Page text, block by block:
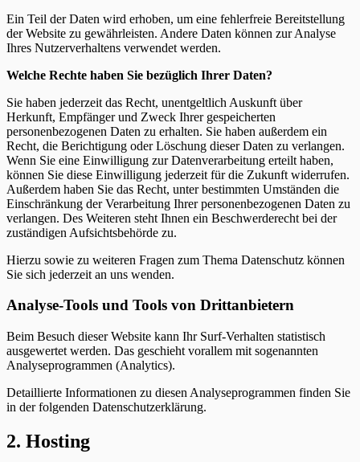
Ein Teil der Daten wird erhoben, um eine fehlerfreie Bereitstellung
der Website zu gewährleisten. Andere Daten können zur Analyse
Ihres Nutzerverhaltens verwendet werden.
Welche Rechte haben Sie bezüglich Ihrer Daten?
Sie haben jederzeit das Recht, unentgeltlich Auskunft über
Herkunft, Empfänger und Zweck Ihrer gespeicherten
personenbezogenen Daten zu erhalten. Sie haben außerdem ein
Recht, die Berichtigung oder Löschung dieser Daten zu verlangen.
Wenn Sie eine Einwilligung zur Datenverarbeitung erteilt haben,
können Sie diese Einwilligung jederzeit für die Zukunft widerrufen.
Außerdem haben Sie das Recht, unter bestimmten Umständen die
Einschränkung der Verarbeitung Ihrer personenbezogenen Daten zu
verlangen. Des Weiteren steht Ihnen ein Beschwerderecht bei der
zuständigen Aufsichtsbehörde zu.
Hierzu sowie zu weiteren Fragen zum Thema Datenschutz können
Sie sich jederzeit an uns wenden.
Analyse-Tools und Tools von Drittanbietern
Beim Besuch dieser Website kann Ihr Surf-Verhalten statistisch
ausgewertet werden. Das geschieht vorallem mit sogenannten
Analyseprogrammen (Analytics).
Detaillierte Informationen zu diesen Analyseprogrammen finden Sie
in der folgenden Datenschutzerklärung.
2. Hosting